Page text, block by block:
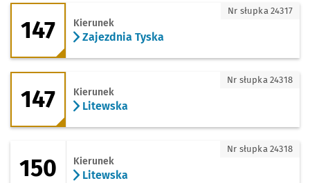
147 - kierunek Zajezdnia Tyska
147 Kierunek
Zajezdnia Tyska
Nr słupka 24317
147 - kierunek Litewska
147 Kierunek
Litewska
Nr słupka 24318
150 Kierunek
Litewska
Nr słupka 24318